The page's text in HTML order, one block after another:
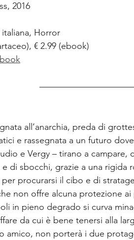
2016
italiana, Horror
€ 2.99 (ebook)
all’anarchia, preda di
e rassegnata a un futuro
e Vergy – tirano a
di sbocchi, grazie a una rigida
procurarsi il cibo e di
non offre alcuna protezione
in pieno degrado si curva
da cui è bene tenersi alla
amico, non porterà i due